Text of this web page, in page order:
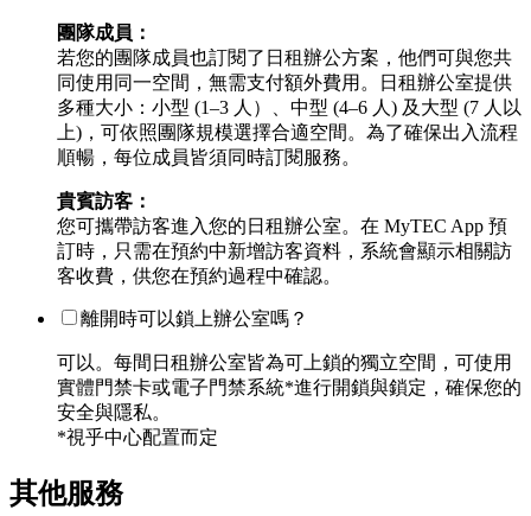
團隊成員：
若您的團隊成員也訂閱了日租辦公方案，他們可與您共
同使用同一空間，無需支付額外費用。日租辦公室提供
多種大小：小型 (1–3 人）、中型 (4–6 人) 及大型 (7 人以
上)，可依照團隊規模選擇合適空間。為了確保出入流程
順暢，每位成員皆須同時訂閱服務。
貴賓訪客：
您可攜帶訪客進入您的日租辦公室。在 MyTEC App 預
訂時，只需在預約中新增訪客資料，系統會顯示相關訪
客收費，供您在預約過程中確認。
離開時可以鎖上辦公室嗎？
可以。每間日租辦公室皆為可上鎖的獨立空間，可使用
實體門禁卡或電子門禁系統*進行開鎖與鎖定，確保您的
安全與隱私。
*視乎中心配置而定
其他服務